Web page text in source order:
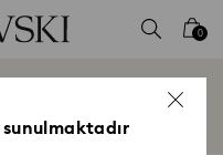
0
katan en yeni standlar ve...